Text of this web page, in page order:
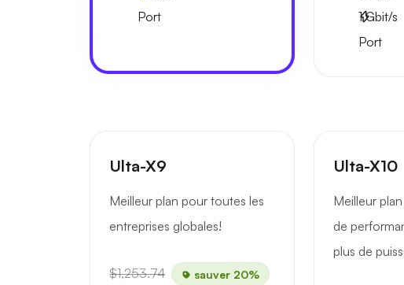
Port
1Gbit/s
Port
Ulta-X9
Meilleur plan pour toutes les
entreprises globales!
$1,253.74 sauver 20%
Ulta-X10
Meilleur
de
plus de